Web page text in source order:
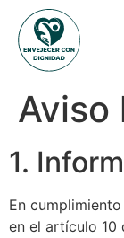
Aviso
1.
En
en el artículo 10